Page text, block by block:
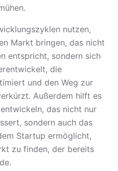
nutzen,
Markt bringen, das nicht
entspricht, sondern sich
die
und den Weg zur
Außerdem hilft es
das nicht nur
sondern auch das
Startup ermöglicht,
zu finden, der bereits